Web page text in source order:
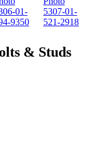
01-
9350
5307-01-
521-2918
& Studs